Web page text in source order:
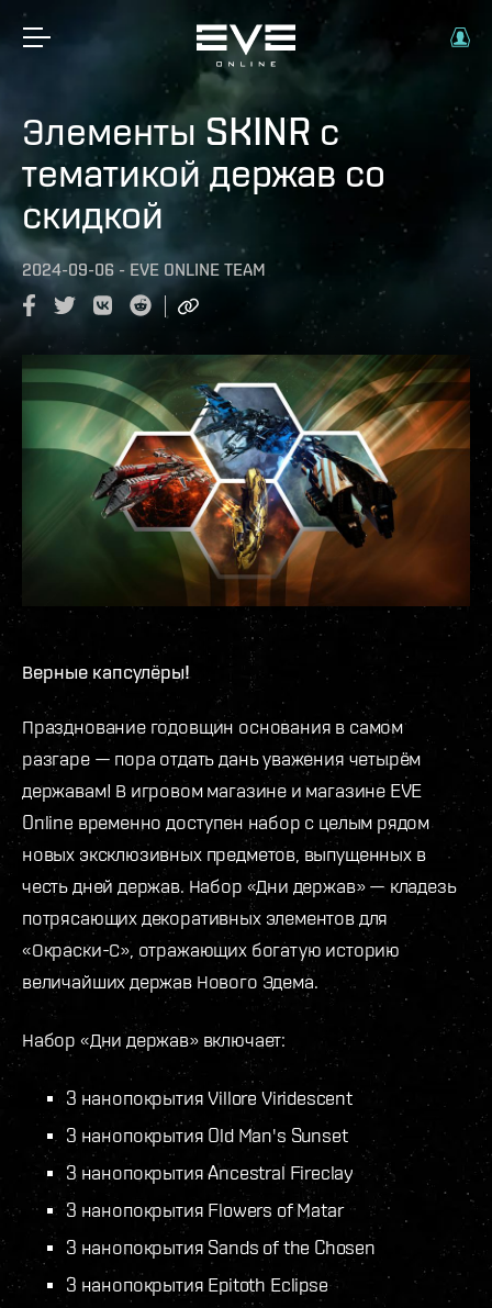
Элементы SKINR с
тематикой держав со
скидкой
2024-09-06 - EVE ONLINE TEAM
Верные капсулёры!
Празднование годовщин основания в самом
разгаре — пора отдать дань уважения четырём
державам! В игровом магазине и магазине EVE
Online временно доступен набор с целым рядом
новых эксклюзивных предметов, выпущенных в
честь дней держав. Набор «Дни держав» — кладезь
потрясающих декоративных элементов для
«Окраски-С», отражающих богатую историю
величайших держав Нового Эдема.
Набор «Дни держав» включает:
3 нанопокрытия Villore Viridescent
3 нанопокрытия Old Man's Sunset
3 нанопокрытия Ancestral Fireclay
3 нанопокрытия Flowers of Matar
3 нанопокрытия Sands of the Chosen
3 нанопокрытия Epitoth Eclipse